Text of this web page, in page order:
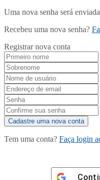
Uma nova senha será
Recebeu uma nova senha?
Registrar nova conta
Tem uma conta? Faça login